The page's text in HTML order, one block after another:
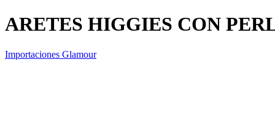
ARETES HIGGIES CON
Importaciones Glamour